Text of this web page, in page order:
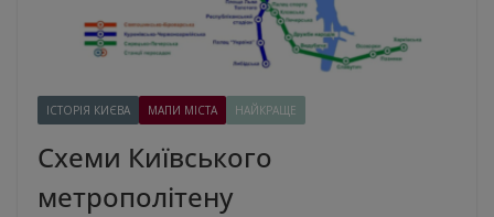
ІСТОРІЯ КИЄВА МАПИ МІСТА НАЙКРАЩЕ
Схеми Київського
метрополітену